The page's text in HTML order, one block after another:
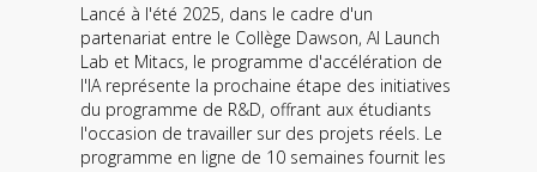
Lancé à l'été 2025, dans le cadre d'un
partenariat entre le Collège Dawson, AI Launch
Lab et Mitacs, le programme d'accélération de
l'IA représente la prochaine étape des initiatives
du programme de R&D, offrant aux étudiants
l'occasion de travailler sur des projets réels. Le
programme en ligne de 10 semaines fournit les